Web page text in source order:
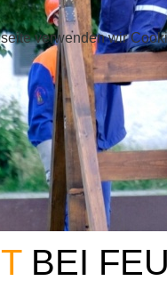
BEI
verwenden wir